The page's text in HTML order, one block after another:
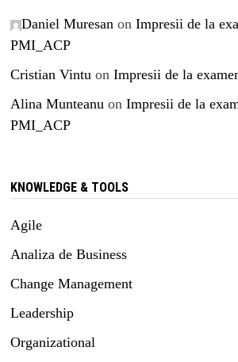
Daniel Muresan on Impresii de la
PMI_ACP
Cristian Vintu on Impresii de la
Alina Munteanu on Impresii de la
PMI_ACP
KNOWLEDGE & TOOLS
Agile
Analiza de Business
Change Management
Leadership
Organizational